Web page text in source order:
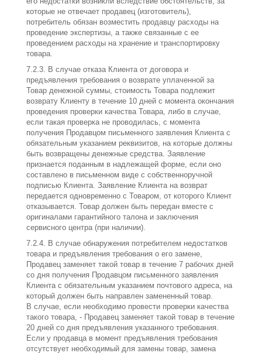
которые не отвечает продавец (изготовитель),
потребитель обязан возместить продавцу расходы на
проведение экспертизы, а также связанные с ее
проведением расходы на хранение и транспортировку
товара.
7.2.3. В случае отказа Клиента от договора и
предъявления требования о возврате уплаченной за
Товар денежной суммы, стоимость Товара подлежит
возврату Клиенту в течение 10 дней с момента окончания
проведения проверки качества Товара, либо в случае,
если такая проверка не проводилась, с момента
получения Продавцом письменного заявления Клиента с
обязательным указанием реквизитов, на которые должны
быть возвращены денежные средства. Заявление
признается поданным в надлежащей форме, если оно
составлено в письменном виде с собственноручной
подписью Клиента. Заявление Клиента на возврат
передается одновременно с Товаром, от которого Клиент
отказывается. Товар должен быть передан вместе с
оригиналами гарантийного талона и заключения
сервисного центра (при наличии).
7.2.4. В случае обнаружения потребителем недостатков
товара и предъявления требования о его замене,
Продавец заменяет такой товар в течение 7 рабочих дней
со дня получения Продавцом письменного заявления
Клиента с обязательным указанием почтового адреса, на
который должен быть направлен замененный товар.
В случае, если необходимо провести проверки качества
такого товара, - Продавец заменяет такой товар в течение
20 дней со дня предъявления указанного требования.
Если у продавца в момент предъявления требования
отсутствует необходимый для замены товар, замена